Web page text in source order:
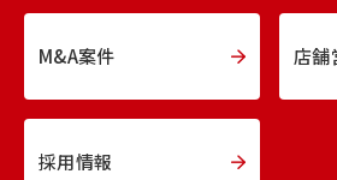
M&A案件 店舗
採用情報